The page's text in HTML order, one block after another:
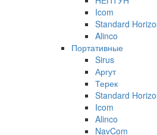
Icom
Standard
Alinco
Портативные
Sirus
Аргут
Терек
Standard
Icom
Alinco
NavCom